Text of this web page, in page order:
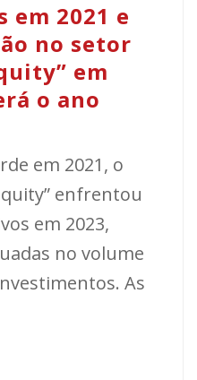
em 2021 e
no setor
em
o ano
em 2021, o
enfrentou
em 2023,
no volume
As